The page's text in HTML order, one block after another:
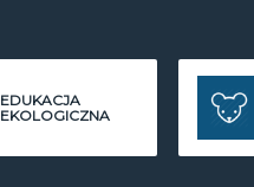
EDUKACJA
EKOLOGICZNA